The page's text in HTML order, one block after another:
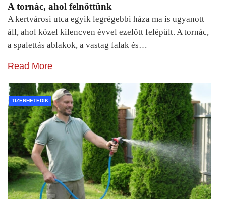
A tornác, ahol felnőttünk
A kertvárosi utca egyik legrégebbi háza ma is ugyanott
áll, ahol közel kilencven évvel ezelőtt felépült. A tornác,
a spalettás ablakok, a vastag falak és…
Read More
TIZENHETEDIK